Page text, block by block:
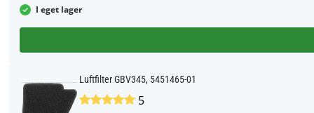
I eget lager
Luftfilter GBV345, 5451465-01
5